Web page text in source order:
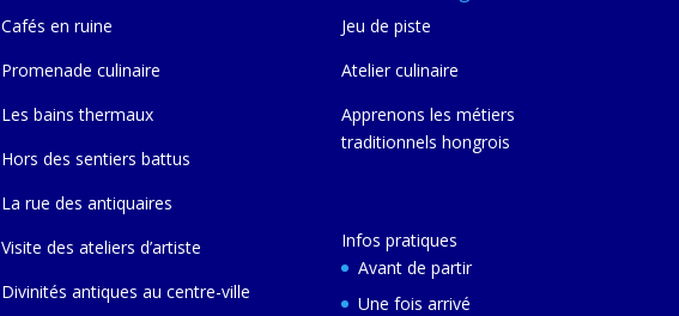
Cafés en ruine
Promenade culinaire
Les bains thermaux
Hors des sentiers battus
La rue des antiquaires
Visite des ateliers d’artiste
Divinités antiques au centre-ville
Jeu de piste
Atelier culinaire
Apprenons les métiers
traditionnels hongrois
Infos pratiques
Avant de partir
Une fois arrivé